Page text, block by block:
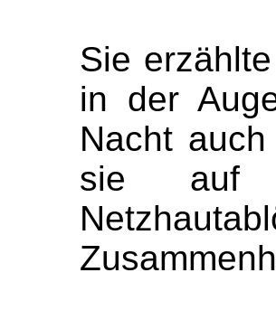
Sie
in der
Nacht
sie auf